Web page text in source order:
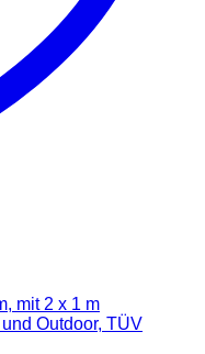
mit 2 x 1 m
Outdoor, TÜV